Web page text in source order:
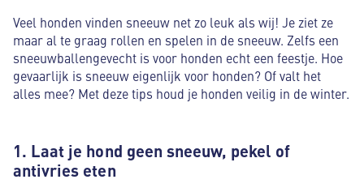
Veel honden vinden sneeuw net zo leuk als wij! Je ziet ze
maar al te graag rollen en spelen in de sneeuw. Zelfs een
sneeuwballengevecht is voor honden echt een feestje. Hoe
gevaarlijk is sneeuw eigenlijk voor honden? Of valt het
alles mee? Met deze tips houd je honden veilig in de winter.
1. Laat je hond geen sneeuw, pekel of
antivries eten